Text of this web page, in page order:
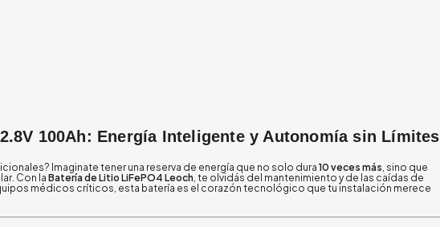
100Ah: Energía Inteligente y Autonomía sin Límites
Imaginate tener una reserva de energía que no solo dura 10 veces más , sino que
Con la Batería de Litio LiFePO4 Leoch , te olvidás del mantenimiento y de las caídas de
médicos críticos, esta batería es el corazón tecnológico que tu instalación merece